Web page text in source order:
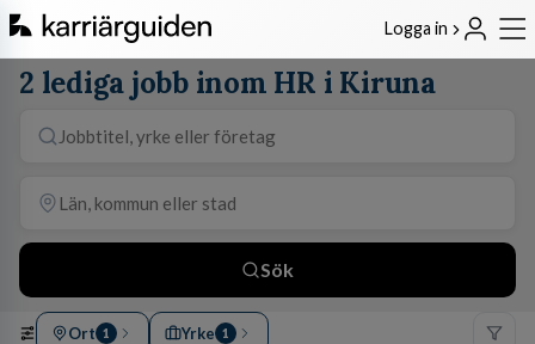
Logga in
2 lediga jobb inom HR i Kiruna
Sök
Ort 1 Yrke 1